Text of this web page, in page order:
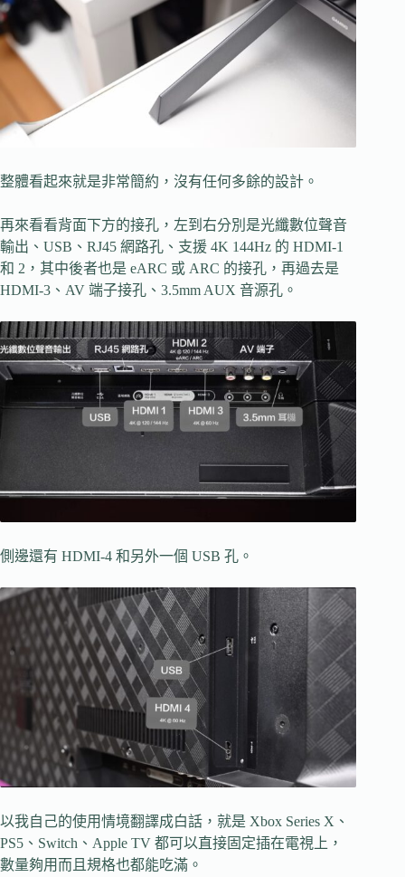
整體看起來就是非常簡約，沒有任何多餘的設計。
再來看看背面下方的接孔，左到右分別是光纖數位聲音
輸出、USB、RJ45 網路孔、支援 4K 144Hz 的 HDMI-1
和 2，其中後者也是 eARC 或 ARC 的接孔，再過去是
HDMI-3、AV 端子接孔、3.5mm AUX 音源孔。
側邊還有 HDMI-4 和另外一個 USB 孔。
以我自己的使用情境翻譯成白話，就是 Xbox Series X、
PS5、Switch、Apple TV 都可以直接固定插在電視上，
數量夠用而且規格也都能吃滿。